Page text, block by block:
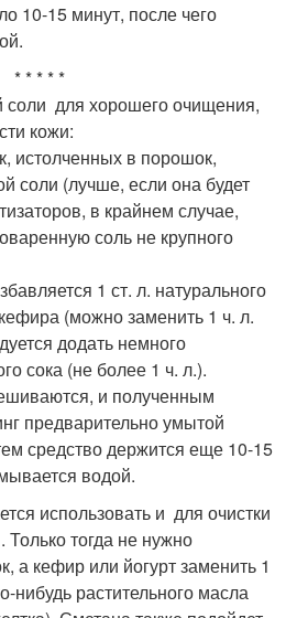
10-15 минут, после чего
* * * * *
соли для хорошего очищения,
кожи:
истолченных в порошок,
соли (лучше, если она будет
в крайнем случае,
соль не крупного
1 ст. л. натурального
(можно заменить 1 ч. л.
додать немного
сока (не более 1 ч. л.).
и полученным
предварительно умытой
средство держится еще 10-15
водой.
использовать и для очистки
Только тогда не нужно
а кефир или йогурт заменить 1
нибудь растительного масла